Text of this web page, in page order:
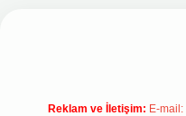
Reklam ve İletişim: E-mail: